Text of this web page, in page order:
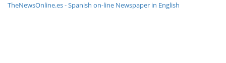
TheNewsOnline.es - Spanish on-line Newspaper in English